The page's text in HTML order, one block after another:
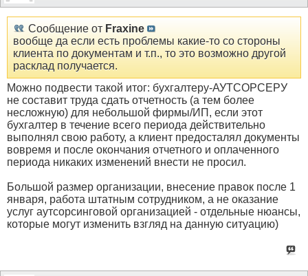
Сообщение от Fraxine
вообще да если есть проблемы какие-то со стороны
клиента по документам и т.п., то это возможно другой
расклад получается.
Можно подвести такой итог: бухгалтеру-АУТСОРСЕРУ
не составит труда сдать отчетность (а тем более
несложную) для небольшой фирмы/ИП, если этот
бухгалтер в течение всего периода действительно
выполнял свою работу, а клиент предосталял документы
вовремя и после окончания отчетного и оплаченного
периода никаких изменений внести не просил.
Большой размер организации, внесение правок после 1
января, работа штатным сотрудником, а не оказание
услуг аутсорсинговой организацией - отдельные нюансы,
которые могут изменить взгляд на данную ситуацию)